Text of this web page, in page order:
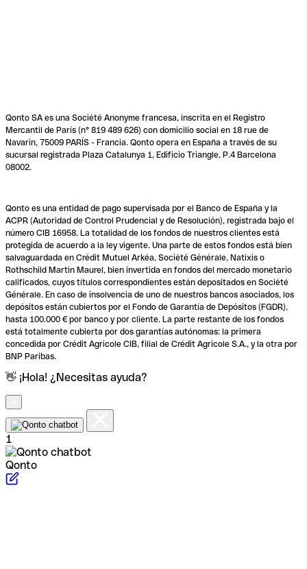
Qonto SA es una Société Anonyme francesa, inscrita en el Registro
Mercantil de París (n° 819 489 626) con domicilio social en 18 rue de
Navarin, 75009 PARÍS - Francia. Qonto opera en España a través de su
sucursal registrada Plaza Catalunya 1, Edificio Triangle, P.4 Barcelona
08002.
Qonto es una entidad de pago supervisada por el Banco de España y la
ACPR (Autoridad de Control Prudencial y de Resolución), registrada bajo el
número CIB 16958. La totalidad de los fondos de nuestros clientes está
protegida de acuerdo a la ley vigente. Una parte de estos fondos está bien
salvaguardada en Crédit Mutuel Arkéa, Société Générale, Natixis o
Rothschild Martin Maurel, bien invertida en fondos del mercado monetario
calificados, cuyos títulos correspondientes están depositados en Société
Générale. En caso de insolvencia de uno de nuestros bancos asociados, los
depósitos están cubiertos por el Fondo de Garantía de Depósitos (FGDR),
hasta 100.000 € por banco y por cliente. La parte restante de los fondos
está totalmente cubierta por dos garantías autónomas: la primera
concedida por Crédit Agricole CIB, filial de Crédit Agricole S.A., y la otra por
BNP Paribas.
👋 ¡Hola! ¿Necesitas ayuda?
1
Qonto